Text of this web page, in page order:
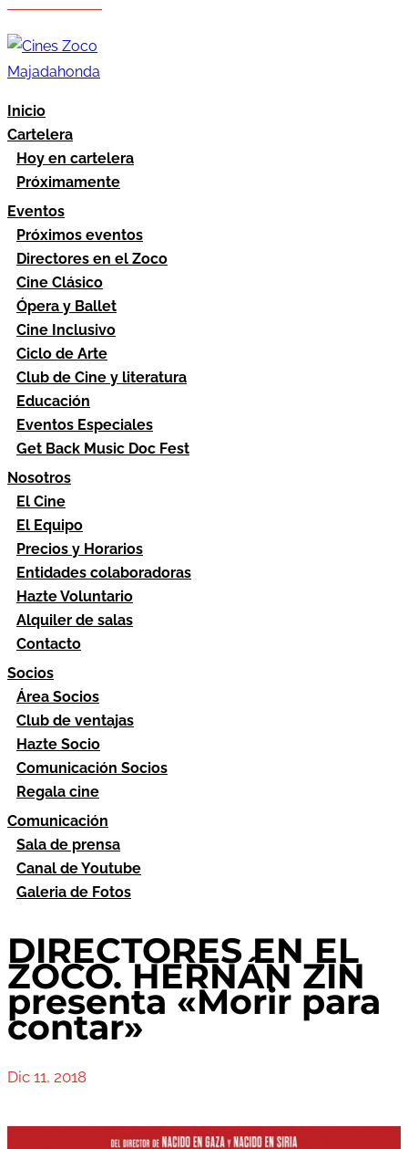
Inicio
Cartelera
Hoy en cartelera
Próximamente
Eventos
Próximos eventos
Directores en el Zoco
Cine Clásico
Ópera y Ballet
Cine Inclusivo
Ciclo de Arte
Club de Cine y literatura
Educación
Eventos Especiales
Get Back Music Doc Fest
Nosotros
El Cine
El Equipo
Precios y Horarios
Entidades colaboradoras
Hazte Voluntario
Alquiler de salas
Contacto
Socios
Área Socios
Club de ventajas
Hazte Socio
Comunicación Socios
Regala cine
Comunicación
Sala de prensa
Canal de Youtube
Galeria de Fotos
DIRECTORES EN EL
ZOCO. HERNÁN ZIN
presenta «Morir para
contar»
Dic 11, 2018